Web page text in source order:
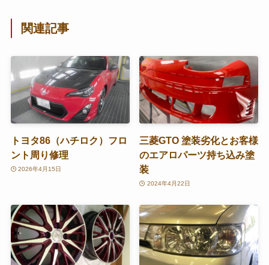
関連記事
トヨタ86（ハチロク）フロ
ント周り修理
2026年4月15日
三菱GTO 塗装劣化とお客様
のエアロパーツ持ち込み塗
装
2024年4月22日